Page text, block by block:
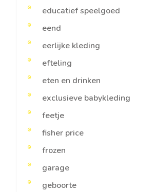
educatief speelgoed
eend
eerlijke kleding
efteling
eten en drinken
exclusieve babykleding
feetje
fisher price
frozen
garage
geboorte